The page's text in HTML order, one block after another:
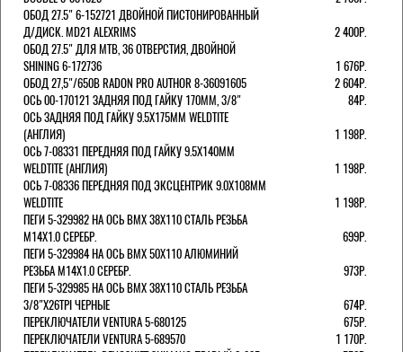
ОБОД 27.5" 6-152721 ДВОЙНОЙ ПИСТОНИРОВАННЫЙ
Д/ДИСК. MD21 ALEXRIMS
2 400Р.
ОБОД 27.5" ДЛЯ MTB, 36 ОТВЕРСТИЯ, ДВОЙНОЙ
SHINING 6-172736
1 676Р.
ОБОД 27,5"/650B RADON PRO AUTHOR 8-36091605
2 604Р.
ОСЬ 00-170121 ЗАДНЯЯ ПОД ГАЙКУ 170MM, 3/8"
84Р.
ОСЬ ЗАДНЯЯ ПОД ГАЙКУ 9.5Х175ММ WELDTITE
(АНГЛИЯ)
1 198Р.
ОСЬ 7-08331 ПЕРЕДНЯЯ ПОД ГАЙКУ 9.5Х140ММ
WELDTITE (АНГЛИЯ)
1 198Р.
ОСЬ 7-08336 ПЕРЕДНЯЯ ПОД ЭКСЦЕНТРИК 9.0Х108ММ
WELDTITE
1 198Р.
ПЕГИ 5-329982 НА ОСЬ BMX 38Х110 СТАЛЬ РЕЗЬБА
М14Х1.0 СЕРЕБР.
699Р.
ПЕГИ 5-329984 НА ОСЬ BMX 50Х110 АЛЮМИНИЙ
РЕЗЬБА М14Х1.0 СЕРЕБР.
973Р.
ПЕГИ 5-329985 НА ОСЬ BMX 38Х110 СТАЛЬ РЕЗЬБА
3/8"Х26TPI ЧЕРНЫЕ
674Р.
ПЕРЕКЛЮЧАТЕЛИ VENTURA 5-680125
675Р.
ПЕРЕКЛЮЧАТЕЛИ VENTURA 5-689570
1 170Р.